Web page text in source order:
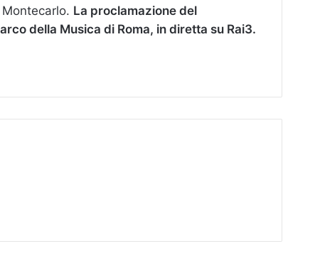
La proclamazione del
della Musica di Roma, in diretta su Rai3.